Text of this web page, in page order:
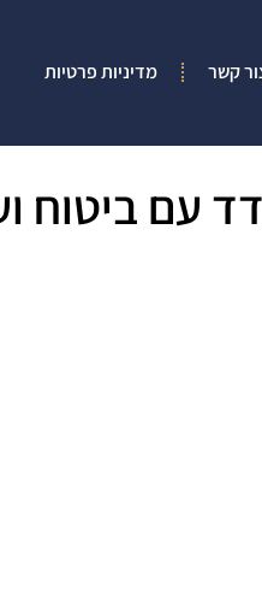
קשר מדיניות פרטיות
עם ביטוח